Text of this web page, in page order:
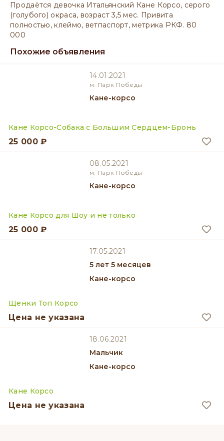
Продаётся девочка Итальянский Кане Корсо, серого
(голубого) окраса, возраст 3,5 мес. Привита
полностью, клеймо, ветпаспорт, метрика РКФ. 80
000
Похожие объявления
14.01.2021
м. Парк Победы
Кане-корсо
Кане Корсо-Собака с Большим Сердцем-Бронь
25 000 ₽
08.05.2021
м. Парк Победы
Кане-корсо
Кане Корсо для Шоу и не только
25 000 ₽
17.05.2021
5 лет 5 месяцев
Кане-корсо
Щенки Топ Корсо
Цена не указана
18.06.2021
мальчик
Кане-корсо
Кане Корсо
Цена не указана